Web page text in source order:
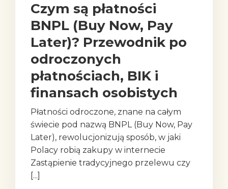
Czym są płatności
BNPL (Buy Now, Pay
Later)? Przewodnik po
odroczonych
płatnościach, BIK i
finansach osobistych
Płatności odroczone, znane na całym
świecie pod nazwą BNPL (Buy Now, Pay
Later), rewolucjonizują sposób, w jaki
Polacy robią zakupy w internecie
Zastąpienie tradycyjnego przelewu czy
[...]